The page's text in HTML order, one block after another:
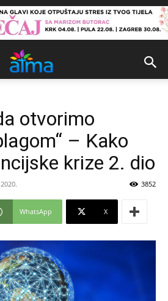
otvorimo
– Kako
krize 2. dio
3852
WhatsApp X